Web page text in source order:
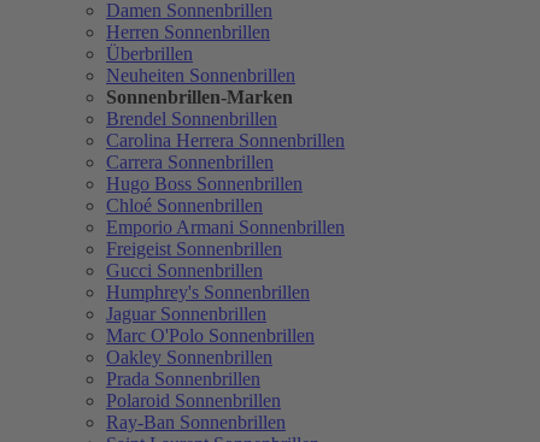
Damen Sonnenbrillen
Herren Sonnenbrillen
Überbrillen
Neuheiten Sonnenbrillen
Sonnenbrillen-Marken
Brendel Sonnenbrillen
Carolina Herrera Sonnenbrillen
Carrera Sonnenbrillen
Hugo Boss Sonnenbrillen
Chloé Sonnenbrillen
Emporio Armani Sonnenbrillen
Freigeist Sonnenbrillen
Gucci Sonnenbrillen
Humphrey's Sonnenbrillen
Jaguar Sonnenbrillen
Marc O'Polo Sonnenbrillen
Oakley Sonnenbrillen
Prada Sonnenbrillen
Polaroid Sonnenbrillen
Ray-Ban Sonnenbrillen